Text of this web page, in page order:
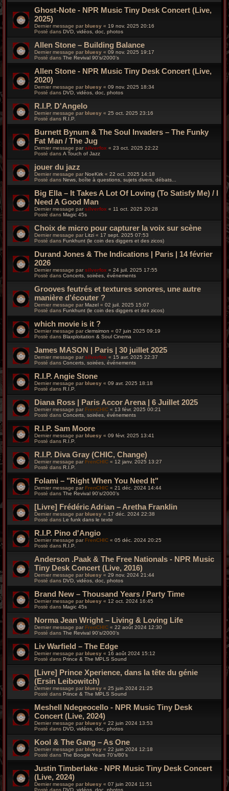
Ghost-Note - NPR Music Tiny Desk Concert (Live,
2025)
Dernier message par bluesy « 19 nov. 2025 20:16
Posté dans DVD, vidéos, doc, photos
Allen Stone – Building Balance
Dernier message par bluesy « 09 nov. 2025 19:17
Posté dans The Revival 90’s/2000’s
Allen Stone - NPR Music Tiny Desk Concert (Live,
2020)
Dernier message par bluesy « 09 nov. 2025 18:34
Posté dans DVD, vidéos, doc, photos
R.I.P. D'Angelo
Dernier message par bluesy « 25 oct. 2025 23:16
Posté dans R.I.P.
Burnett Bynum & The Soul Invaders – The Funky
Fat Man / The Jug
Dernier message par silverfox « 23 oct. 2025 22:22
Posté dans A Touch of Jazz
jouer du jazz
Dernier message par NoeKirk « 22 oct. 2025 14:18
Posté dans News, boîte à questions, sujets divers, débats...
Big Ella – It Takes A Lot Of Loving (To Satisfy Me) / I
Need A Good Man
Dernier message par silverfox « 11 oct. 2025 20:28
Posté dans Magic 45s
Choix de micro pour capturer la voix sur scène
Dernier message par Litzi « 17 sept. 2025 07:53
Posté dans Funkhunt (le coin des diggers et des zicos)
Durand Jones & The Indications | Paris | 14 février
2026
Dernier message par silverfox « 24 juil. 2025 17:55
Posté dans Concerts, soirées, événements
Grooves feutrés et textures sonores, une autre
manière d’écouter ?
Dernier message par Mazel « 02 juil. 2025 15:07
Posté dans Funkhunt (le coin des diggers et des zicos)
which movie is it ?
Dernier message parclemsimon « 07 juin 2025 09:19
Posté dans Blaxploitation & Soul Cinema
James MASON | Paris | 30 juillet 2025
Dernier message par silverfox « 15 avr. 2025 22:37
Posté dans Concerts, soirées, événements
R.I.P. Angie Stone
Dernier message parbluesy « 09 avr. 2025 18:18
Posté dans R.I.P.
Diana Ross | Paris Accor Arena | 6 Juillet 2025
Dernier message par FrenCHIC « 13 févr. 2025 00:21
Posté dans Concerts, soirées, événements
R.I.P. Sam Moore
Dernier message parbluesy « 09 févr. 2025 13:41
Posté dans R.I.P.
R.I.P. Diva Gray (CHIC, Change)
Dernier message par FrenCHIC « 12 janv. 2025 13:27
Posté dans R.I.P.
Folami – "Right When You Need It"
Dernier message parFrenCHIC « 21 déc. 2024 14:44
Posté dans The Revival 90’s/2000’s
[Livre] Frédéric Adrian – Aretha Franklin
Dernier message par bluesy « 17 déc. 2024 22:38
Posté dans Le funk dans le texte
R.I.P. Pino d'Angio
Dernier message parFrenCHIC « 05 déc. 2024 20:25
Posté dans R.I.P.
Anderson .Paak & The Free Nationals - NPR Music
Tiny Desk Concert (Live, 2016)
Dernier message par bluesy « 29 nov. 2024 21:44
Posté dans DVD, vidéos, doc, photos
Brand New – Thousand Years / Party Time
Dernier message parbluesy « 12 oct. 2024 16:45
Posté dans Magic 45s
Norma Jean Wright – Living & Loving Life
Dernier message par FrenCHIC « 22 août 2024 12:30
Posté dans The Revival 90’s/2000’s
Liv Warfield – The Edge
Dernier message parbluesy « 16 août 2024 15:12
Posté dans Prince & The MPLS Sound
[Livre] Prince Xperience, dans la tête du génie
(Ersin Leibowitch)
Dernier message par bluesy « 25 juin 2024 21:25
Posté dans Prince & The MPLS Sound
Meshell Ndegeocello - NPR Music Tiny Desk
Concert (Live, 2024)
Dernier message par bluesy « 22 juin 2024 13:53
Posté dans DVD, vidéos, doc, photos
Kool & The Gang – As One
Dernier message par bluesy « 22 juin 2024 12:18
Posté dans The Boogie Years 70’s/80’s
Justin Timberlake - NPR Music Tiny Desk Concert
(Live, 2024)
Dernier message par bluesy « 07 juin 2024 11:51
Posté dans DVD, vidéos, doc, photos